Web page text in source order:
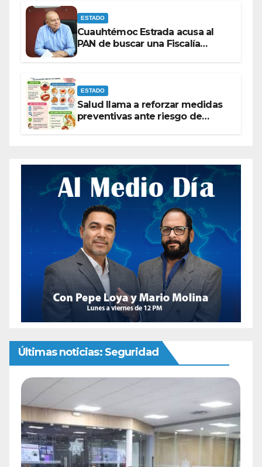
ESTADO
Cuauhtémoc Estrada acusa al
PAN de buscar una Fiscalía
ESTADO
Salud llama a reforzar medidas
preventivas ante riesgo de
Últimas noticias: Seguridad